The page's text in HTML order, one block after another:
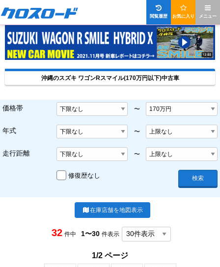
メニュー
お気に入り
閲覧履歴
沖縄のスズキ ワゴンRスマイル(170万円以下)中古車
価格帯 〜
年式 〜
走行距離 〜
修復歴なし 検索
在庫店舗を地図表示
32 件中 1〜30 件表示
1/2 ページ